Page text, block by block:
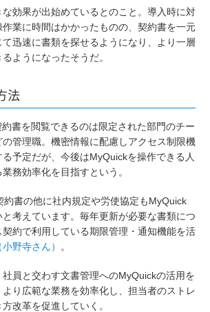
な効果が出始めているとのこと。導入時に対
業に時間はかかったものの、契約書を一元
迅速に書類を探せるようになり、より一層
ようになったそうだ。
法
書を閲覧できるのは限定された部門のチー
管理職。機密情報に配慮しアクセス制限機
予定だが、今後はMyQuickを操作できる人
務効率化を目指すという。
約書の他に社内規定や労使協定もMyQuick
考えています。毎年更新が必要な書類につ
約で利用している期限管理・通知機能を活
小野寺さん） 。
員と交わす文書管理へのMyQuickの活用を
り広範な業務を効率化し、担当者のストレ
改革を促進していく。